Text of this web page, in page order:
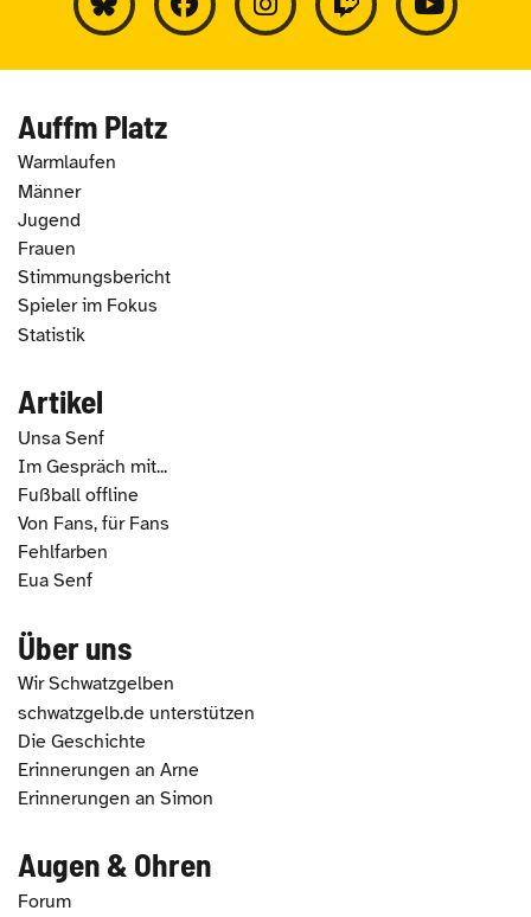
Auffm Platz
Warmlaufen
Männer
Jugend
Frauen
Stimmungsbericht
Spieler im Fokus
Statistik
Artikel
Unsa Senf
Im Gespräch mit...
Fußball offline
Von Fans, für Fans
Fehlfarben
Eua Senf
Über uns
Wir Schwatzgelben
schwatzgelb.de unterstützen
Die Geschichte
Erinnerungen an Arne
Erinnerungen an Simon
Augen & Ohren
Forum